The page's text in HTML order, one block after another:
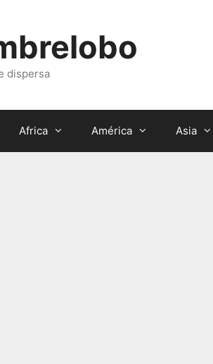
dispersa
Africa América Asia